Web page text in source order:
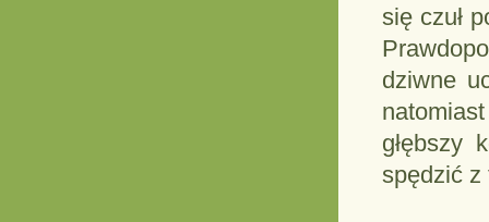
się czuł
dziwne
głębszy
spędzić z